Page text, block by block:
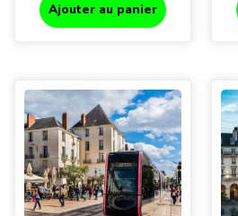
Ajouter au panier